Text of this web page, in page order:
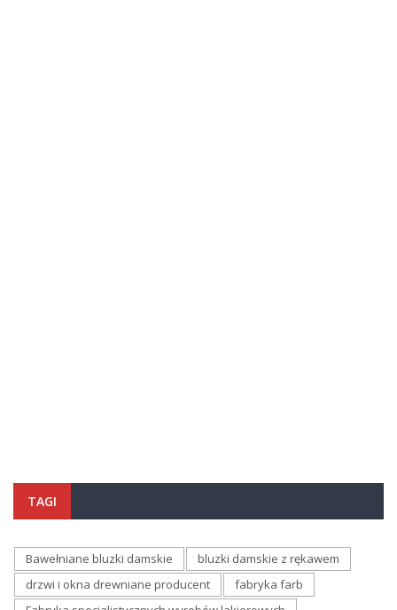
TAGI
Bawełniane bluzki damskie
bluzki damskie z rękawem
drzwi i okna drewniane producent
fabryka farb